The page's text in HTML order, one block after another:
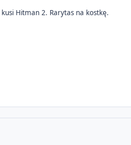
Hitman 2. Rarytas na kostkę.